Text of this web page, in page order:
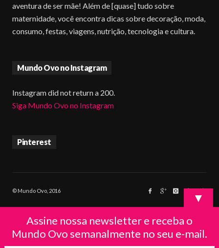
aventura de ser mãe! Além de [quase] tudo sobre
maternidade, você encontra dicas sobre decoração, moda,
consumo, festas, viagens, nutrição, tecnologia e cultura.
Mundo Ovo no Instagram
Instagram did not return a 200.
Siga Mundo Ovo no Instagram
Pinterest
© Mundo Ovo, 2016 ▼
Assine nossa newsletter e receba o
Mundo Ovo semanalmente no seu e-mail.